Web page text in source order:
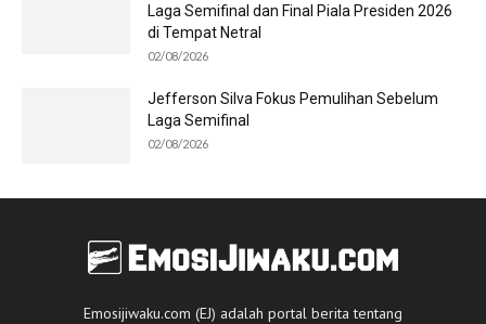
Laga Semifinal dan Final Piala Presiden 2026
di Tempat Netral
02/08/2026
Jefferson Silva Fokus Pemulihan Sebelum
Laga Semifinal
02/08/2026
Emosijiwaku.com (EJ) adalah portal berita tentang